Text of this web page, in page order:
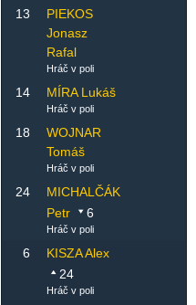
13
PIEKOS
Jonasz
Rafal
Hráč v poli
14 MÍRA Lukáš
Hráč v poli
18
WOJNAR
Tomáš
Hráč v poli
24
MICHALČÁK
Petr
6
Hráč v poli
6
KISZA Alex
24
Hráč v poli